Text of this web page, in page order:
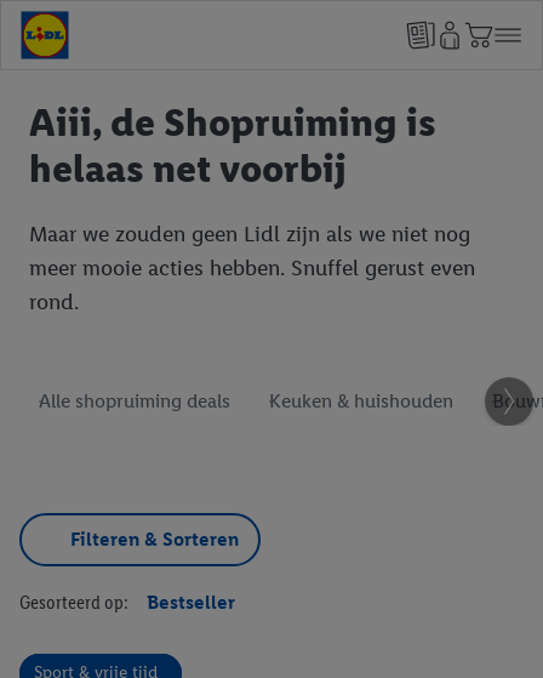
Aiii, de Shopruiming is
helaas net voorbij
Maar we zouden geen Lidl zijn als we niet nog
meer mooie acties hebben. Snuffel gerust even
rond.
Alle shopruiming deals Keuken & huishouden
Filteren & Sorteren
Gesorteerd op: Bestseller
Sport & vrije tijd